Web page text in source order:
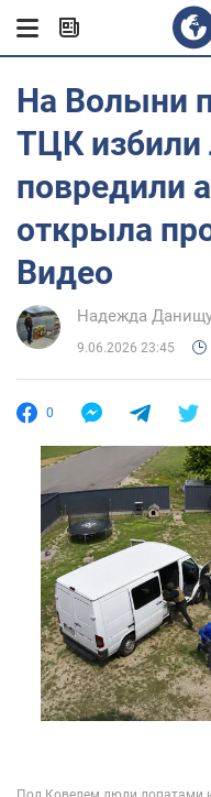
На Волыни
ТЦК избили
повредили
открыла
Видео
Надежда
9.06.2026 23:45
0